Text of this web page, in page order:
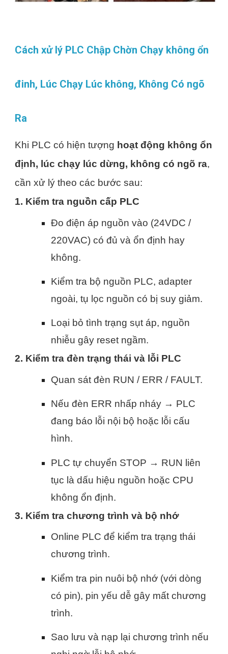
Cách xử lý PLC Chập Chờn Chạy không ổn
đinh, Lúc Chạy Lúc không, Không Có ngõ
Ra
Khi PLC có hiện tượng hoạt động không ổn
định, lúc chạy lúc dừng, không có ngõ ra,
cần xử lý theo các bước sau:
1. Kiểm tra nguồn cấp PLC
Đo điện áp nguồn vào (24VDC /
220VAC) có đủ và ổn định hay
không.
Kiểm tra bộ nguồn PLC, adapter
ngoài, tụ lọc nguồn có bị suy giảm.
Loại bỏ tình trạng sụt áp, nguồn
nhiễu gây reset ngầm.
2. Kiểm tra đèn trạng thái và lỗi PLC
Quan sát đèn RUN / ERR / FAULT.
Nếu đèn ERR nhấp nháy → PLC
đang báo lỗi nội bộ hoặc lỗi cấu
hình.
PLC tự chuyển STOP → RUN liên
tục là dấu hiệu nguồn hoặc CPU
không ổn định.
3. Kiểm tra chương trình và bộ nhớ
Online PLC để kiểm tra trạng thái
chương trình.
Kiểm tra pin nuôi bộ nhớ (với dòng
có pin), pin yếu dễ gây mất chương
trình.
Sao lưu và nạp lại chương trình nếu